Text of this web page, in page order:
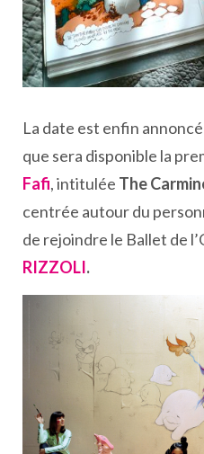
La date est enfin
que sera disponible la
Fafi, intitulée The
centrée autour du
de rejoindre le Ballet de
RIZZOLI.